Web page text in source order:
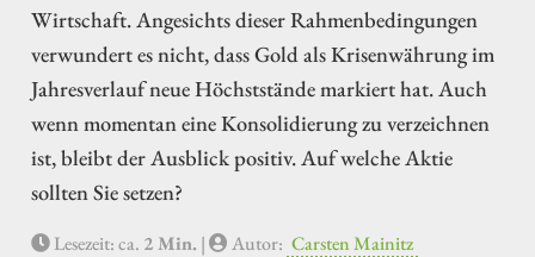
Wirtschaft. Angesichts dieser Rahmenbedingungen
verwundert es nicht, dass Gold als Krisenwährung im
Jahresverlauf neue Höchststände markiert hat. Auch
wenn momentan eine Konsolidierung zu verzeichnen
ist, bleibt der Ausblick positiv. Auf welche Aktie
sollten Sie setzen?
Lesezeit: ca. 2 Min. | Autor: Carsten Mainitz